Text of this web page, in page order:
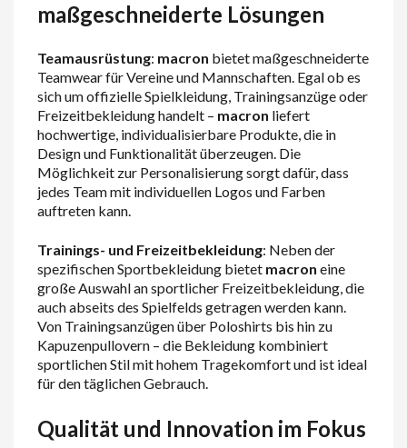
maßgeschneiderte Lösungen
Teamausrüstung: macron bietet maßgeschneiderte
Teamwear für Vereine und Mannschaften. Egal ob es
sich um offizielle Spielkleidung, Trainingsanzüge oder
Freizeitbekleidung handelt – macron liefert
hochwertige, individualisierbare Produkte, die in
Design und Funktionalität überzeugen. Die
Möglichkeit zur Personalisierung sorgt dafür, dass
jedes Team mit individuellen Logos und Farben
auftreten kann.
Trainings- und Freizeitbekleidung: Neben der
spezifischen Sportbekleidung bietet macron eine
große Auswahl an sportlicher Freizeitbekleidung, die
auch abseits des Spielfelds getragen werden kann.
Von Trainingsanzügen über Poloshirts bis hin zu
Kapuzenpullovern – die Bekleidung kombiniert
sportlichen Stil mit hohem Tragekomfort und ist ideal
für den täglichen Gebrauch.
Qualität und Innovation im Fokus